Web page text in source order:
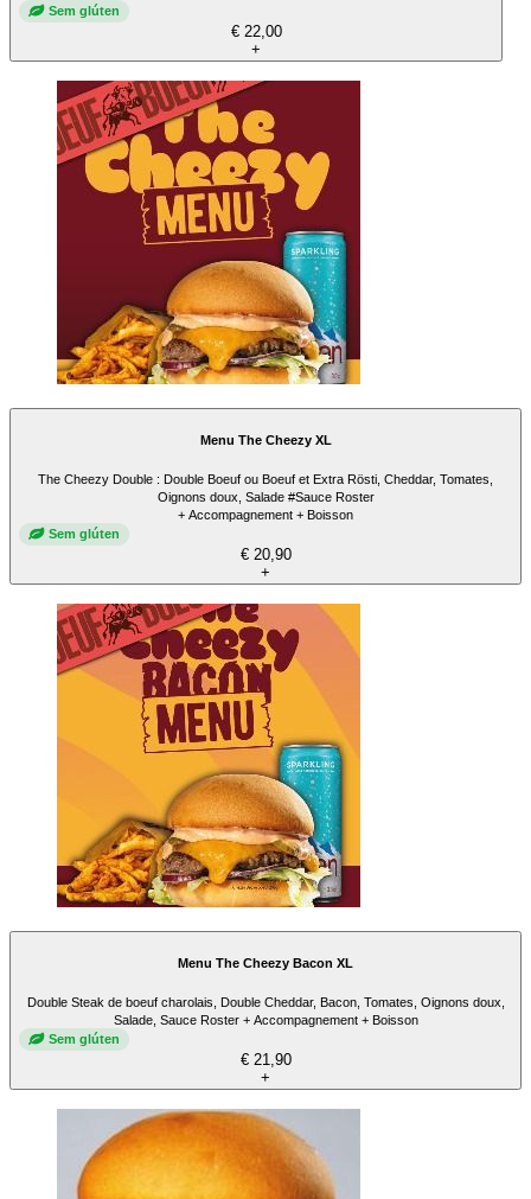
Sem glúten
€ 22,00
+
Menu The Cheezy XL
The Cheezy Double : Double Boeuf ou Boeuf et Extra Rösti, Cheddar, Tomates,
Oignons doux, Salade #Sauce Roster
+ Accompagnement + Boisson
Sem glúten
€ 20,90
+
Menu The Cheezy Bacon XL
Double Steak de boeuf charolais, Double Cheddar, Bacon, Tomates, Oignons doux,
Salade, Sauce Roster + Accompagnement + Boisson
Sem glúten
€ 21,90
+